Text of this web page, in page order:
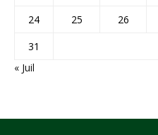
24
25 26
31
« Juil